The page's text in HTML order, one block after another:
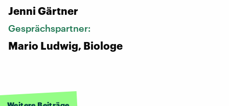
Jenni Gärtner
Gesprächspartner:
Mario Ludwig, Biologe